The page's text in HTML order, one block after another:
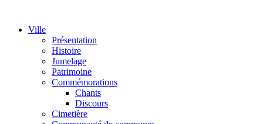
Ville
Présentation
Histoire
Jumelage
Patrimoine
Commémorations
Chants
Discours
Cimetière